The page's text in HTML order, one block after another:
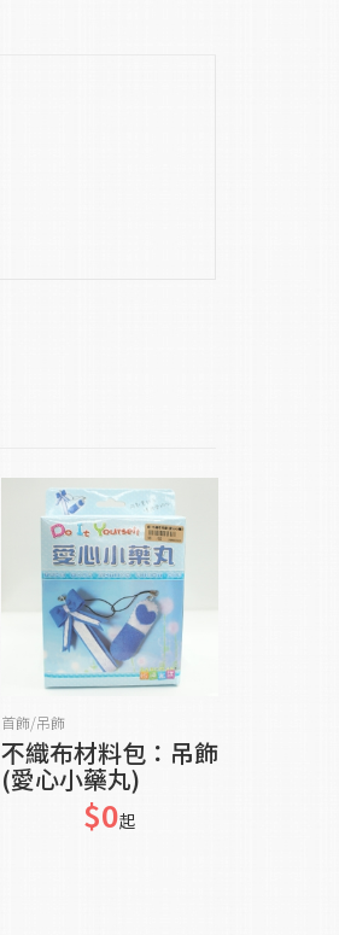
首飾/吊飾
不織布材料包：吊飾
(愛心小藥丸)
$0起